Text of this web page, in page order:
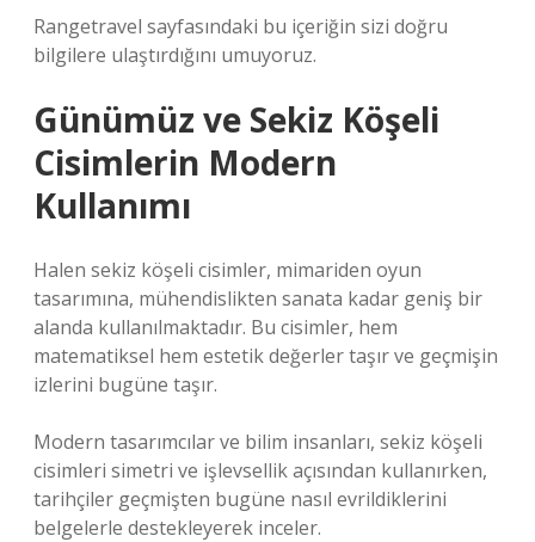
Rangetravel sayfasındaki bu içeriğin sizi doğru
bilgilere ulaştırdığını umuyoruz.
Günümüz ve Sekiz Köşeli
Cisimlerin Modern
Kullanımı
Halen sekiz köşeli cisimler, mimariden oyun
tasarımına, mühendislikten sanata kadar geniş bir
alanda kullanılmaktadır. Bu cisimler, hem
matematiksel hem estetik değerler taşır ve geçmişin
izlerini bugüne taşır.
Modern tasarımcılar ve bilim insanları, sekiz köşeli
cisimleri simetri ve işlevsellik açısından kullanırken,
tarihçiler geçmişten bugüne nasıl evrildiklerini
belgelerle destekleyerek inceler.